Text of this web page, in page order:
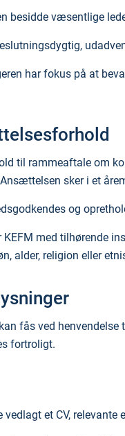
besidde væsentlige
har fokus på at
til rammeaftale om
sker i et
og
med tilhørende
alder, religion eller
fås ved
fortroligt.
et CV,